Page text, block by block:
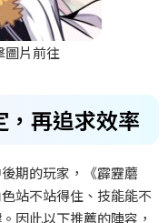
圖片前往
，再追求效率
期的玩家，《霹靂蘑
站不站得住、技能能不
因此以下推薦的陣容，